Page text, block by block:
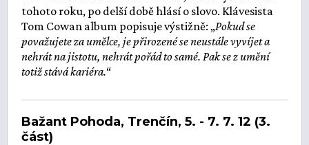
tohoto roku, po delší době hlásí o slovo. Klávesista
Tom Cowan album popisuje výstižně: „Pokud se
považujete za umělce, je přirozené se neustále vyvíjet a
nehrát na jistotu, nehrát pořád to samé. Pak se z umění
totiž stává kariéra.“
Bažant Pohoda, Trenčín, 5. - 7. 7. 12 (3.
část)